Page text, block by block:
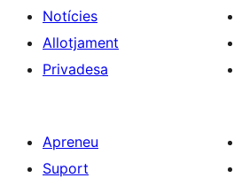
Notícies
Allotjament
Privadesa
Apreneu
Suport